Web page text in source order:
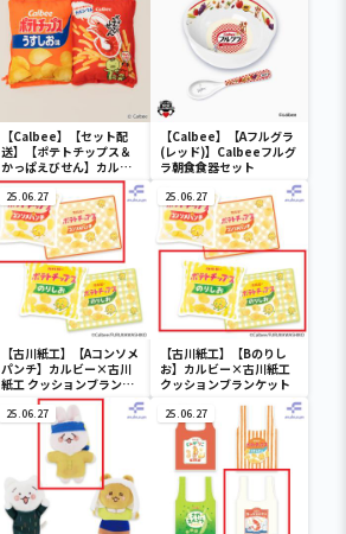
【Calbee】【セット配
送】【ポテトチップス＆
かっぱえびせん】カルビ
ー つながる！折りたたみ
BIGクッション～ポテト
チップス＆かっぱえびせ
ん～
【Calbee】【Aフルグラ
(レッド)】Calbeeフルグ
ラ朝食食器セット
25.06.27
【古川紙工】【Aコンソメ
パンチ】カルビー×古川
紙工 クッションブランケ
25.06.27
【古川紙工】【Bのりし
お】カルビー×古川紙工
クッションブランケット
25.06.27 25.06.27